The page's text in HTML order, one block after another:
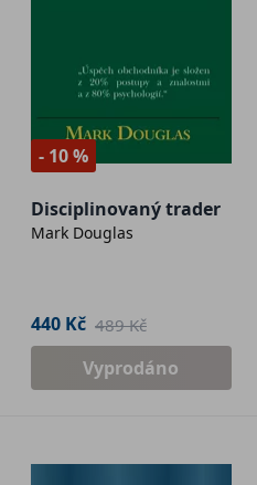
- 10 %
Disciplinovaný trader
Mark Douglas
440 Kč 489 Kč
Vyprodáno